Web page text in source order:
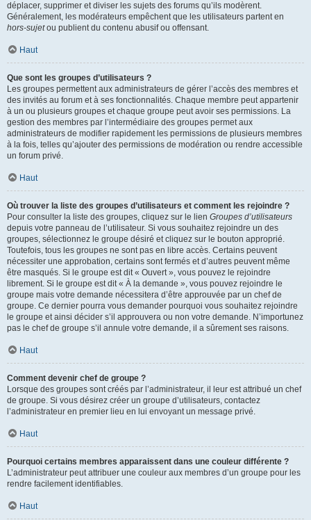
déplacer, supprimer et diviser les sujets des forums qu’ils modèrent.
Généralement, les modérateurs empêchent que les utilisateurs partent en
hors-sujetou publient du contenu abusif ou offensant.
Haut
Que sont les groupes d’utilisateurs ?
Les groupes permettent aux administrateurs de gérer l’accès des membres et
des invités au forum et à ses fonctionnalités. Chaque membre peut appartenir
à un ou plusieurs groupes et chaque groupe peut avoir ses permissions. La
gestion des membres par l’intermédiaire des groupes permet aux
administrateurs de modifier rapidement les permissions de plusieurs membres
à la fois, telles qu’ajouter des permissions de modération ou rendre accessible
un forum privé.
Haut
Où trouver la liste des groupes d’utilisateurs et comment les rejoindre ?
Pour consulter la liste des groupes, cliquez sur le lien Groupes d’utilisateurs
depuis votre panneau de l’utilisateur. Si vous souhaitez rejoindre un des
groupes, sélectionnez le groupe désiré et cliquez sur le bouton approprié.
Toutefois, tous les groupes ne sont pas en libre accès. Certains peuvent
nécessiter une approbation, certains sont fermés et d’autres peuvent même
être masqués. Si le groupe est dit « Ouvert », vous pouvez le rejoindre
librement. Si le groupe est dit « À la demande », vous pouvez rejoindre le
groupe mais votre demande nécessitera d’être approuvée par un chef de
groupe. Ce dernier pourra vous demander pourquoi vous souhaitez rejoindre
le groupe et ainsi décider s’il approuvera ou non votre demande. N’importunez
pas le chef de groupe s’il annule votre demande, il a sûrement ses raisons.
Haut
Comment devenir chef de groupe ?
Lorsque des groupes sont créés par l’administrateur, il leur est attribué un chef
de groupe. Si vous désirez créer un groupe d’utilisateurs, contactez
l’administrateur en premier lieu en lui envoyant un message privé.
Haut
Pourquoi certains membres apparaissent dans une couleur différente ?
L’administrateur peut attribuer une couleur aux membres d’un groupe pour les
rendre facilement identifiables.
Haut